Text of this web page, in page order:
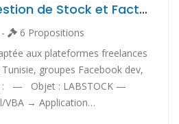
LABSTOCK – Gestion de Stock et Facturation
6 Propositions
aux plateformes freelances
groupes Facebook dev,
: — Objet : LABSTOCK —
VBA → Application…